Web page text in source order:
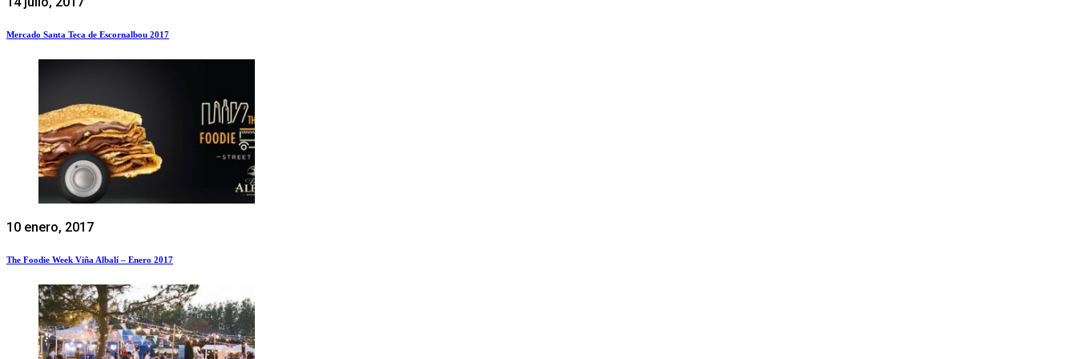
Mercado Santa Teca de Escornalbou 2017
10 enero, 2017
The Foodie Week Viña Albalí – Enero 2017